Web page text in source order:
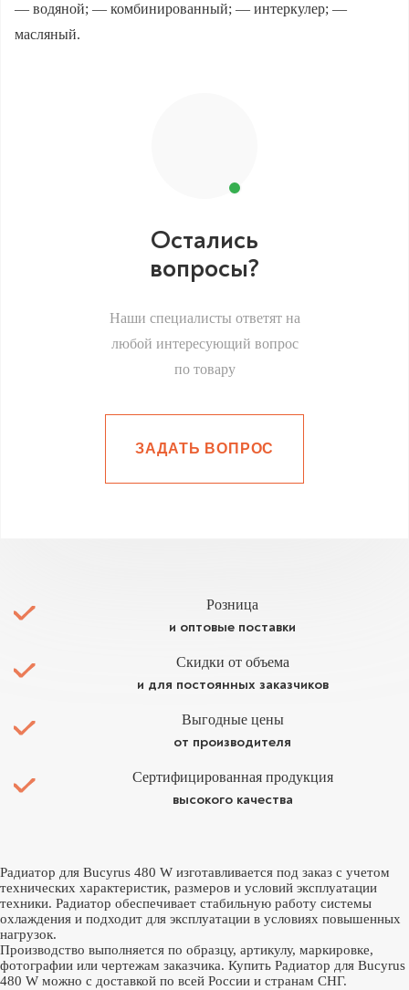
— водяной; — комбинированный; — интеркулер; —
масляный.
Остались
вопросы?
Наши специалисты ответят на
любой интересующий вопрос
по товару
ЗАДАТЬ ВОПРОС
Розница
и оптовые поставки
Скидки от объема
и для постоянных заказчиков
Выгодные цены
от производителя
Сертифицированная продукция
высокого качества
Радиатор для Bucyrus 480 W изготавливается под заказ с учетом
технических характеристик, размеров и условий эксплуатации
техники. Радиатор обеспечивает стабильную работу системы
охлаждения и подходит для эксплуатации в условиях повышенных
нагрузок.
Производство выполняется по образцу, артикулу, маркировке,
фотографии или чертежам заказчика. Купить Радиатор для Bucyrus
480 W можно с доставкой по всей России и странам СНГ.